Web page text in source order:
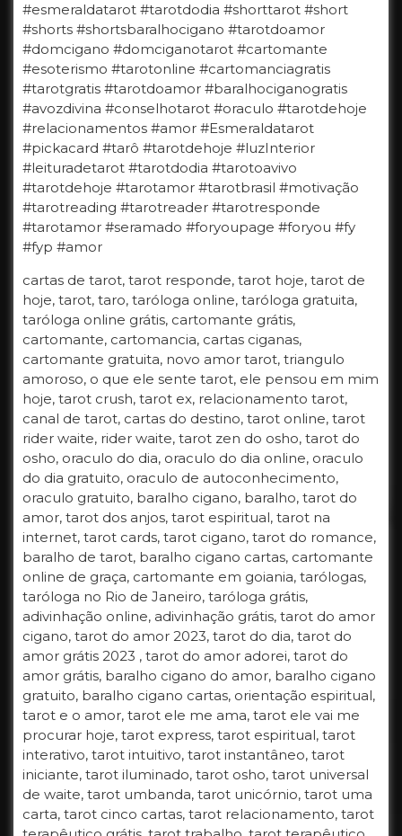
#esmeraldatarot #tarotdodia #shorttarot #short
#shorts #shortsbaralhocigano #tarotdoamor
#domcigano #domciganotarot #cartomante
#esoterismo #tarotonline #cartomanciagratis
#tarotgratis #tarotdoamor #baralhociganogratis
#avozdivina #conselhotarot #oraculo #tarotdehoje
#relacionamentos #amor #Esmeraldatarot
#pickacard #tarô #tarotdehoje #luzInterior
#leituradetarot #tarotdodia #tarotoavivo
#tarotdehoje #tarotamor #tarotbrasil #motivação
#tarotreading #tarotreader #tarotresponde
#tarotamor #seramado #foryoupage #foryou #fy
#fyp #amor
cartas de tarot, tarot responde, tarot hoje, tarot de
hoje, tarot, taro, taróloga online, taróloga gratuita,
taróloga online grátis, cartomante grátis,
cartomante, cartomancia, cartas ciganas,
cartomante gratuita, novo amor tarot, triangulo
amoroso, o que ele sente tarot, ele pensou em mim
hoje, tarot crush, tarot ex, relacionamento tarot,
canal de tarot, cartas do destino, tarot online, tarot
rider waite, rider waite, tarot zen do osho, tarot do
osho, oraculo do dia, oraculo do dia online, oraculo
do dia gratuito, oraculo de autoconhecimento,
oraculo gratuito, baralho cigano, baralho, tarot do
amor, tarot dos anjos, tarot espiritual, tarot na
internet, tarot cards, tarot cigano, tarot do romance,
baralho de tarot, baralho cigano cartas, cartomante
online de graça, cartomante em goiania, tarólogas,
taróloga no Rio de Janeiro, taróloga grátis,
adivinhação online, adivinhação grátis, tarot do amor
cigano, tarot do amor 2023, tarot do dia, tarot do
amor grátis 2023 , tarot do amor adorei, tarot do
amor grátis, baralho cigano do amor, baralho cigano
gratuito, baralho cigano cartas, orientação espiritual,
tarot e o amor, tarot ele me ama, tarot ele vai me
procurar hoje, tarot express, tarot espiritual, tarot
interativo, tarot intuitivo, tarot instantâneo, tarot
iniciante, tarot iluminado, tarot osho, tarot universal
de waite, tarot umbanda, tarot unicórnio, tarot uma
carta, tarot cinco cartas, tarot relacionamento, tarot